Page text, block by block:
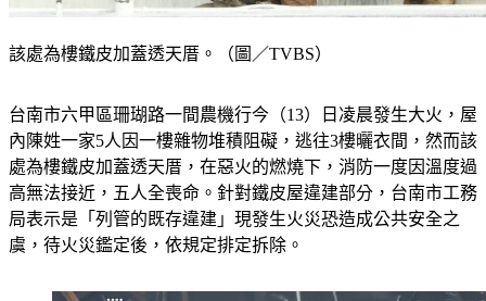
台南市六甲區珊瑚路一間農機行今（13）日凌晨發生大火，屋
內陳姓一家5人因一樓雜物堆積阻礙，逃往3樓曬衣間，然而該
處為樓鐵皮加蓋透天厝，在惡火的燃燒下，消防一度因溫度過
高無法接近，五人全喪命。針對鐵皮屋違建部分，台南市工務
局表示是「列管的既存違建」現發生火災恐造成公共安全之